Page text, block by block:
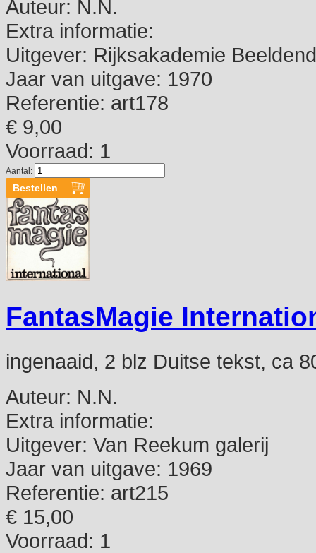
Auteur: N.N.
Extra informatie:
Uitgever: Rijksakademie
Jaar van uitgave: 1970
Referentie: art178
€ 9,00
Voorraad: 1
Aantal:
FantasMagie
ingenaaid, 2 blz Duitse tekst, ca
Auteur: N.N.
Extra informatie:
Uitgever: Van Reekum galerij
Jaar van uitgave: 1969
Referentie: art215
€ 15,00
Voorraad: 1